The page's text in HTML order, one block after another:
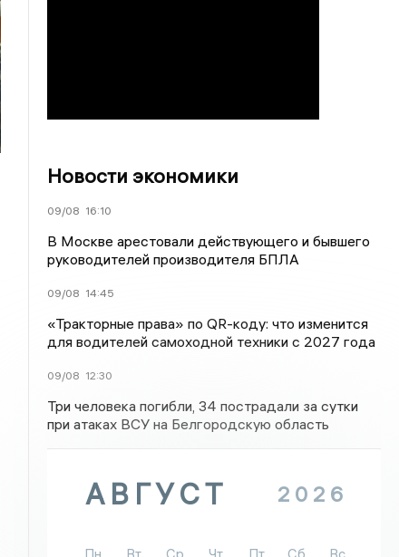
Новости экономики
09/08 16:10
В Москве арестовали действующего и бывшего
руководителей производителя БПЛА
09/08 14:45
«Тракторные права» по QR-коду: что изменится
для водителей самоходной техники с 2027 года
09/08 12:30
Три человека погибли, 34 пострадали за сутки
при атаках ВСУ на Белгородскую область
АВГУСТ 2026